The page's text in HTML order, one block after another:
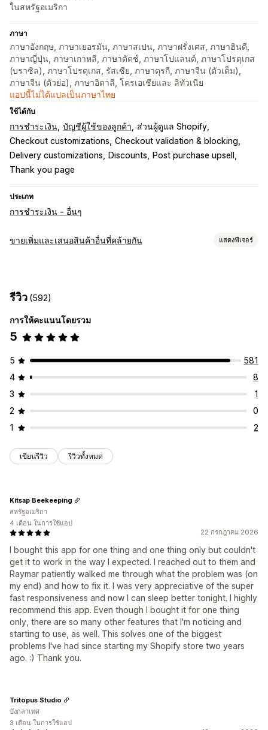
ในสหรัฐอเมริกา
ภาษา
ภาษาอังกฤษ, ภาษาเยอรมัน, ภาษาสเปน, ภาษาฝรั่งเศส, ภาษาฮินดี,
ภาษาญี่ปุ่น, ภาษาเกาหลี, ภาษาดัตช์, ภาษาโปแลนด์, ภาษาโปรตุเกส
(บราซิล), ภาษาโปรตุเกส, รัสเซีย, ภาษาตุรกี, ภาษาจีน (ตัวเต็ม),
ภาษาจีน (ตัวย่อ), ภาษาอิตาลี, โครเอเชียและ ลิทัวเนีย
แอปนี้ไม่ได้แปลเป็นภาษาไทย
ใช้ได้กับ
การชำระเงิน บัญชีผู้ใช้ของลูกค้า
ส่วนผู้ดูแล Shopify
Checkout customizations Checkout validation & blocking
Delivery customizations
Discounts
Post purchase upsell
Thank you page
ประเภท
การชำระเงิน - อื่นๆ
ขายเพิ่มและเสนอสินค้าอื่นที่คล้ายกัน แสดงฟีเจอร์
ส่วนเสริมในคลิกเดียว
HTML ที่กำหนดเอง
หลายภาษา
ซื้อเป็นชุดบ่อยๆ
การวิเคราะห์
อัตราการคลิกผ่าน
รีวิว (592)
การให้คะแนนโดยรวม
5
5
581
4
8
3
1
2
0
1
2
เขียนรีวิว รีวิวทั้งหมด
22 กรกฎาคม 2026
I bought this app for one thing and one thing only but couldn't
get it to work in the way I expected. I reached out to them and
Raymar patiently walked me through what the problem was (on
my end) and how to fix it. I was very appreciative of the super
fast responsiveness and now I can sleep better tonight. I highly
recommend this app. Even though I bought it for one thing
only, there are so many other features that I'm noticing and
starting to use, as well. This solves one of the biggest
problems I've had since starting my Shopify store two years
ago. :) Thank you.
Kitsap Beekeeping
สหรัฐอเมริกา
4 เดือน ในการใช้แอป
Tritopus Studio
บังกลาเทศ
3 เดือน ในการใช้แอป